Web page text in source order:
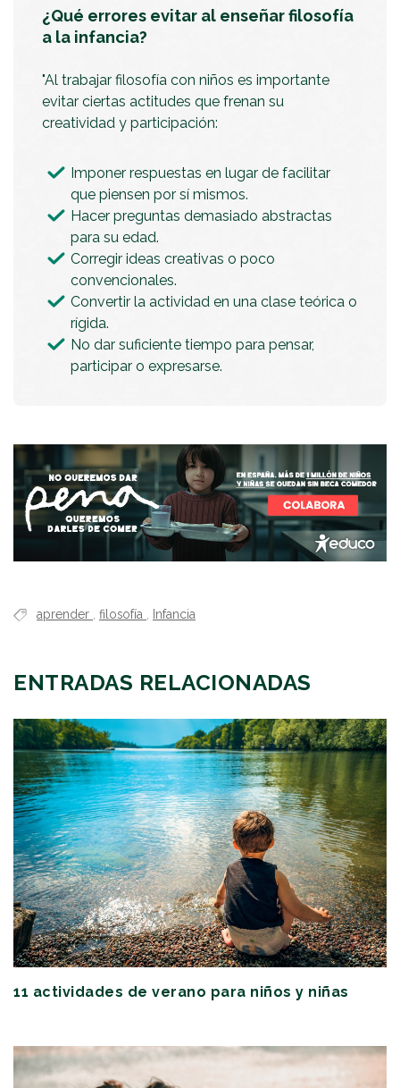
¿Qué errores evitar al enseñar filosofía
a la infancia?
"Al trabajar filosofía con niños es importante
evitar ciertas actitudes que frenan su
creatividad y participación:
Imponer respuestas en lugar de facilitar
que piensen por sí mismos.
Hacer preguntas demasiado abstractas
para su edad.
Corregir ideas creativas o poco
convencionales.
Convertir la actividad en una clase teórica o
rígida.
No dar suficiente tiempo para pensar,
participar o expresarse.
aprender filosofía Infancia
ENTRADAS RELACIONADAS
11 actividades de verano para niños y niñas